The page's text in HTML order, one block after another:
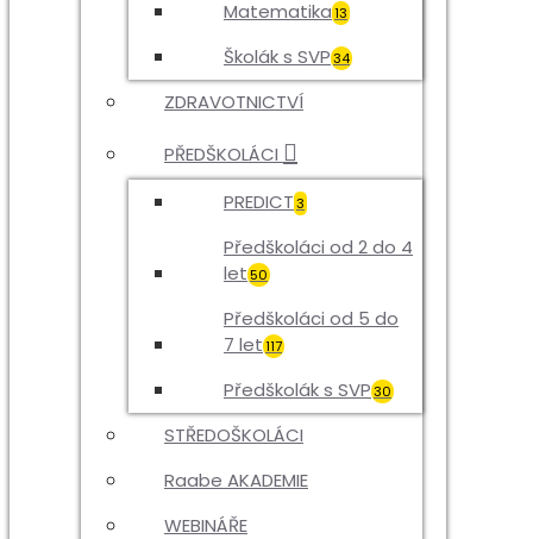
Matematika13
Školák s SVP34
ZDRAVOTNICTVÍ
PŘEDŠKOLÁCI
PREDICT3
Předškoláci od 2 do 4
let50
Předškoláci od 5 do
7 let117
Předškolák s SVP30
STŘEDOŠKOLÁCI
Raabe AKADEMIE
WEBINÁŘE